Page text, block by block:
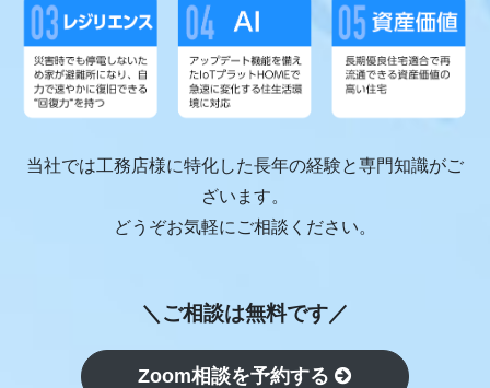
当社では工務店様に特化した長年の経験と専門知識がご
ざいます。
どうぞお気軽にご相談ください。
＼ご相談は無料です／
Zoom相談を予約する